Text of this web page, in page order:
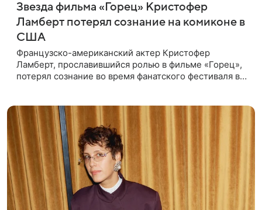
Звезда фильма «Горец» Кристофер
Ламберт потерял сознание на комиконе в
США
Французско-американский актер Кристофер
Ламберт, прославившийся ролью в фильме «Горец»,
потерял сознание во время фанатского фестиваля в